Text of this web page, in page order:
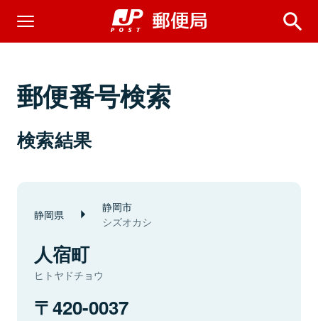
郵便番号検索
検索結果
静岡県 静岡市
シズオカシ
人宿町
ヒトヤドチョウ
420-0037